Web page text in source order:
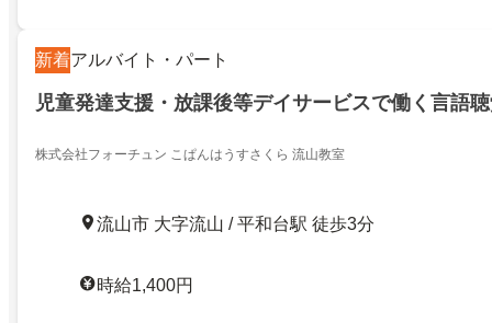
新着アルバイト・パート
児童発達支援・放課後等デイサービスで働く言語
株式会社フォーチュン こぱんはうすさくら 流山教室
流山市 大字流山 / 平和台駅 徒歩3分
時給1,400円